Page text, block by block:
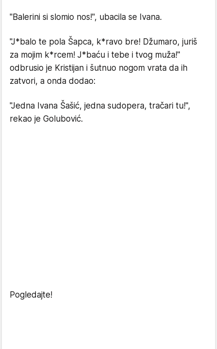
"Balerini si slomio nos!", ubacila se Ivana.
"J*balo te pola Šapca, k*ravo bre! Džumaro, juriš
za mojim k*rcem! J*baću i tebe i tvog muža!"
odbrusio je Kristijan i šutnuo nogom vrata da ih
zatvori, a onda dodao:
"Jedna Ivana Šašić, jedna sudopera, tračari tu!",
rekao je Golubović.
Pogledajte!